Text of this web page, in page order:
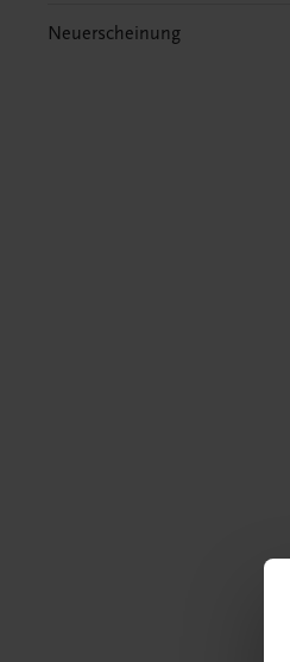
Neuerscheinung